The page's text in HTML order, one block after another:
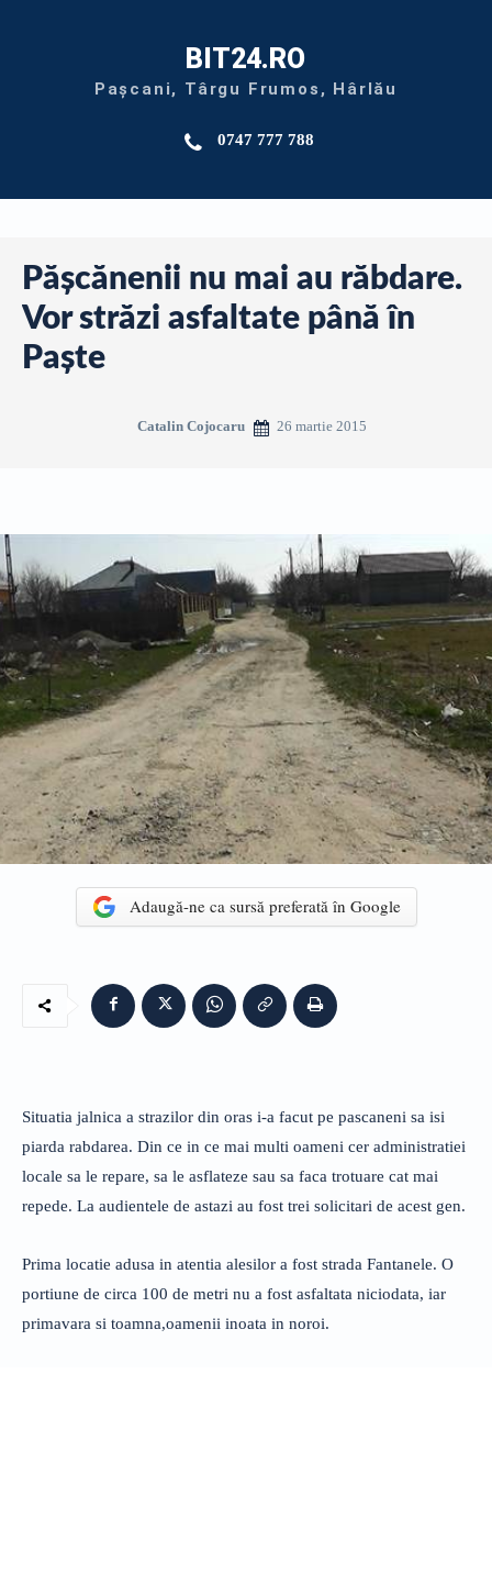
BIT24.RO
Pașcani, Târgu Frumos, Hârlău
0747 777 788
Păşcănenii nu mai au răbdare.
Vor străzi asfaltate până în
Paşte
Catalin Cojocaru 26 martie 2015
Adaugă-ne ca sursă preferată în Google
Situatia jalnica a strazilor din oras i-a facut pe pascaneni sa isi
piarda rabdarea. Din ce in ce mai multi oameni cer administratiei
locale sa le repare, sa le asflateze sau sa faca trotuare cat mai
repede. La audientele de astazi au fost trei solicitari de acest gen.
Prima locatie adusa in atentia alesilor a fost strada Fantanele. O
portiune de circa 100 de metri nu a fost asfaltata niciodata, iar
primavara si toamna,oamenii inoata in noroi.